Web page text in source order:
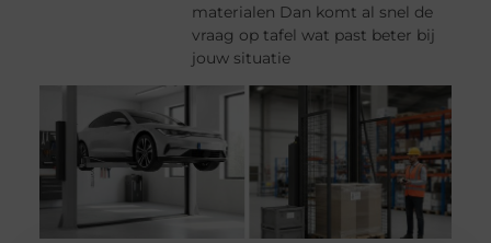
materialen Dan komt al snel de
vraag op tafel wat past beter bij
jouw situatie